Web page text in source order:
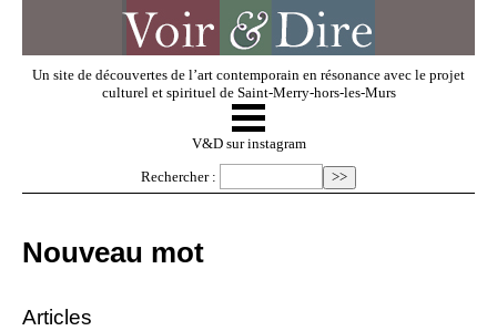
Un site de découvertes de l’art contemporain en résonance avec le projet
culturel et spirituel de Saint-Merry-hors-les-Murs
V & D
☰
V&D sur instagram
Rechercher :
Nouveau mot
Articles